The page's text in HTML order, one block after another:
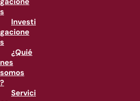
s
Investi
gacione
s
¿Quié
nes
somos
?
Servici